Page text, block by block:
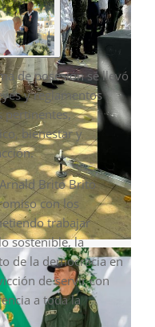
de posesión se llevó
y reglamentos
pertinentes,
bienestar y
Brito Brito
con los
trabajar
sostenible, la
de la democracia en
de servir con
a toda la